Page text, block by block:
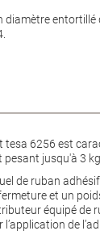
diamètre entortillé
tesa 6256 est
jusqu'à 3
de ruban
et un
équipé de
de